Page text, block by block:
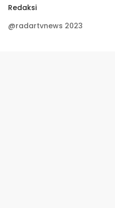
Redaksi
@radartvnews 2023